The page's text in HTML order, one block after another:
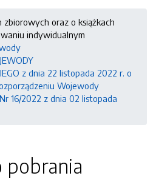
oraz o książkach
indywidualnym
z dnia 22 listopada 2022 r. o
Wojewody
16/2022 z dnia 02 listopada
pobrania